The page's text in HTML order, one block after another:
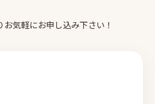
気軽にお申し込み下さい！